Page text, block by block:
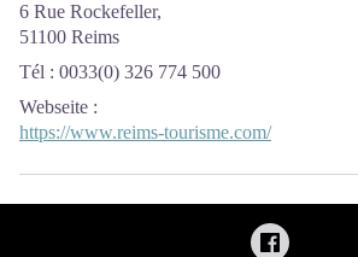
6 Rue Rockefeller,
51100 Reims
Tél : 0033(0) 326 774 500
Webseite :
https://www.reims-tourisme.com/